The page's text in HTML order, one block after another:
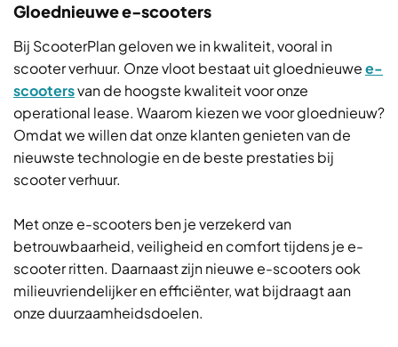
Gloednieuwe e-scooters
Bij ScooterPlan geloven we in kwaliteit, vooral in
scooter verhuur. Onze vloot bestaat uit gloednieuwee-
scootersvan de hoogste kwaliteit voor onze
operational lease. Waarom kiezen we voor gloednieuw?
Omdat we willen dat onze klanten genieten van de
nieuwste technologie en de beste prestaties bij
scooter verhuur.
Met onze e-scooters ben je verzekerd van
betrouwbaarheid, veiligheid en comfort tijdens je e-
scooter ritten. Daarnaast zijn nieuwe e-scooters ook
milieuvriendelijker en efficiënter, wat bijdraagt aan
onze duurzaamheidsdoelen.